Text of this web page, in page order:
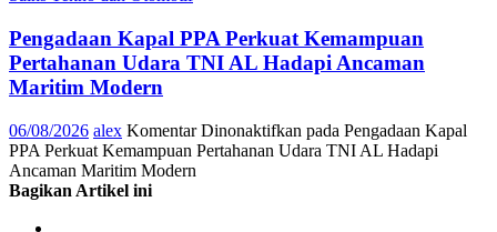
Pengadaan Kapal PPA Perkuat Kemampuan
Pertahanan Udara TNI AL Hadapi Ancaman
Maritim Modern
06/08/2026 alex Komentar Dinonaktifkan pada Pengadaan Kapal
PPA Perkuat Kemampuan Pertahanan Udara TNI AL Hadapi
Ancaman Maritim Modern
Bagikan Artikel ini